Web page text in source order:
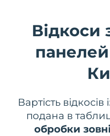
Відкоси
Вартість
подана в
обробки